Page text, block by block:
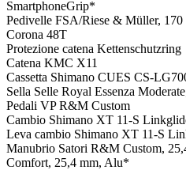
SmartphoneGrip*
Pedivelle FSA/Riese & Müller, 170
Corona 48T
Protezione catena Kettenschutzring
Catena KMC X11
Cassetta Shimano CUES CS-
Sella Selle Royal Essenza
Pedali VP R&M Custom
Cambio Shimano XT 11-S
Leva cambio Shimano XT 11-S
Manubrio Satori R&M Custom,
Comfort, 25,4 mm, Alu*